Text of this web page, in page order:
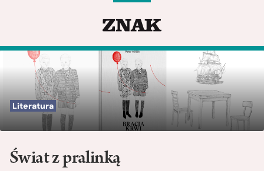
Literatura
Świat z pralinką